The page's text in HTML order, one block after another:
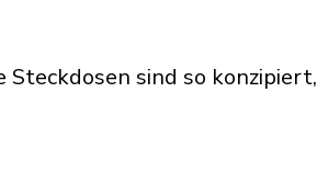
sind so konzipiert,